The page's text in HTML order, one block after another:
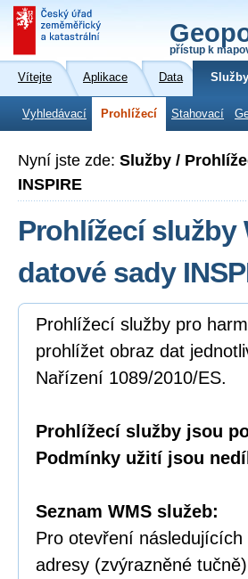
přístup k
Vítejte Aplikace Data Služby
Vyhledávací Prohlížecí Stahovací
Nyní jste zde: Služby /
INSPIRE
Prohlížecí služby
datové sady
Prohlížecí služby pro
prohlížet obraz dat
Nařízení 1089/2010/ES.
Prohlížecí služby jsou
Podmínky užití jsou
Seznam WMS služeb:
Pro otevření
adresy (zvýrazněné